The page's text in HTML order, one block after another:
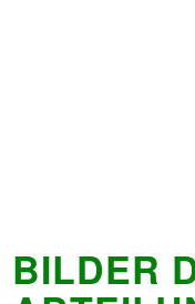
BILDER